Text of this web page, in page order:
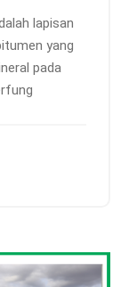
lapisan
yang
pada